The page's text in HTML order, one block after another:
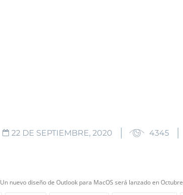
22 DE SEPTIEMBRE, 2020 4345
Un nuevo diseño de Outlook para MacOS será lanzado en Octubre